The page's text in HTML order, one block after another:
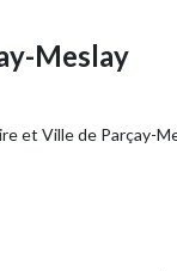
Meslay
et Ville de Parçay-